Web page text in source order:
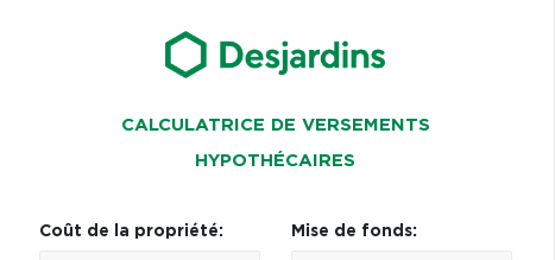
CALCULATRICE DE VERSEMENTS
HYPOTHÉCAIRES
Coût de la propriété: Mise de fonds: